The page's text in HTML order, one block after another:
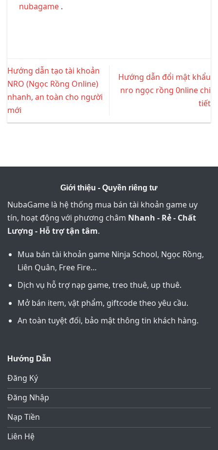
nubagame .
Hướng dẫn tạo tài khoản
NRO (Ngọc Rồng Online)
nhanh, an toàn cho người
mới
Hướng dẫn đổi mật khẩu
nro ngọc rồng 0nline chi
tiết
Giới thiệu - Quyền riêng tư
NubaGame là hệ thống mua bán tài khoản game uy
tín, hoạt động với phương châm Nhanh - Rẻ - Chất
Lượng - Hỗ trợ tận tâm.
Mua bán tài khoản game Ninja School, Ngọc Rồng,
Liên Quân, Free Fire…
Dịch vụ hỗ trợ nạp game, treo thuê, up thuê.
Mở bán item, vật phẩm, giftcode theo yêu cầu.
An toàn tuyệt đối, bảo mật thông tin khách hàng.
Hướng Dẫn
Đăng Ký
Đăng Nhập
Nạp Tiền
Liên Hệ